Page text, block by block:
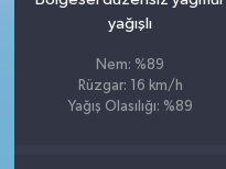
yağışlı
Nem: %89
Rüzgar: 16 km/h
Yağış Olasılığı: %89